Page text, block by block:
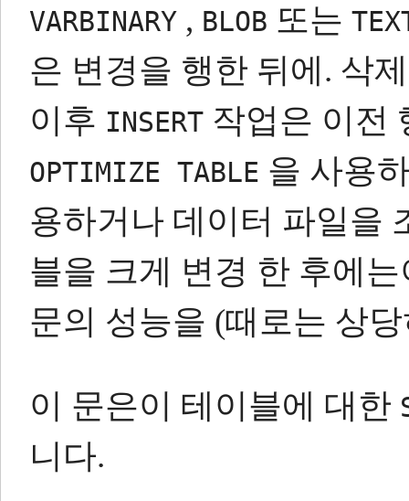
VARBINARY , BLOB 또는
은 변경을 행한 뒤에. 삭
이후 INSERT 작업은 이전
OPTIMIZE TABLE 을 사용
용하거나 데이터 파일을
블을 크게 변경 한 후에
문의 성능을 (때로는 상
이 문은이 테이블에 대한
니다.